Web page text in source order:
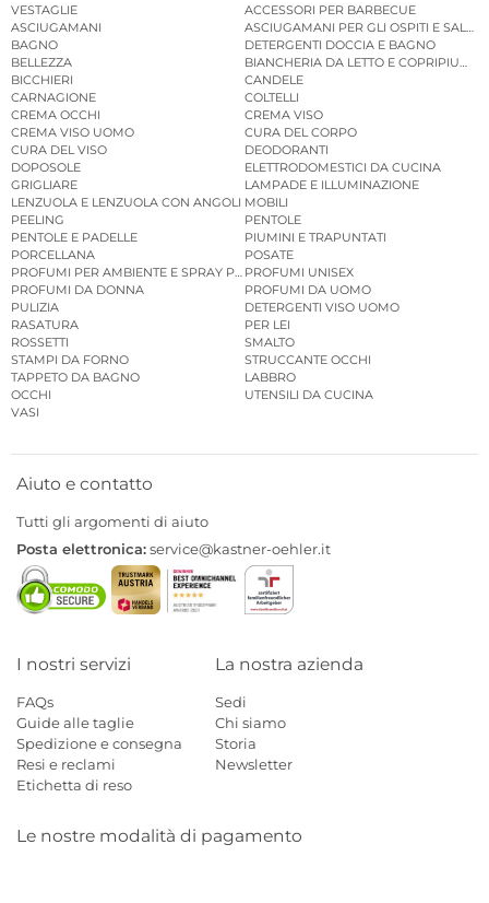
VESTAGLIE
ACCESSORI PER BARBECUE
ASCIUGAMANI
ASCIUGAMANI PER GLI OSPITI E
BAGNO
DETERGENTI DOCCIA E BAGNO
BELLEZZA
BIANCHERIA DA LETTO E COPRIPIUMINI
BICCHIERI
CANDELE
CARNAGIONE
COLTELLI
CREMA OCCHI
CREMA VISO
CREMA VISO UOMO
CURA DEL CORPO
CURA DEL VISO
DEODORANTI
DOPOSOLE
ELETTRODOMESTICI DA CUCINA
GRIGLIARE
LAMPADE E ILLUMINAZIONE
LENZUOLA E LENZUOLA CON ANGOLI MOBILI
PEELING
PENTOLE
PENTOLE E PADELLE
PIUMINI E TRAPUNTATI
PORCELLANA
POSATE
PROFUMI PER AMBIENTE E SPRAY PER AMBIENTE
PROFUMI UNISEX
PROFUMI DA DONNA
PROFUMI DA UOMO
PULIZIA
DETERGENTI VISO UOMO
RASATURA
PER LEI
ROSSETTI
SMALTO
STAMPI DA FORNO
STRUCCANTE OCCHI
TAPPETO DA BAGNO
LABBRO
OCCHI
UTENSILI DA CUCINA
VASI
Aiuto e contatto
Tutti gli argomenti di aiuto
Posta elettronica:service@kastner-oehler.it
I nostri servizi
FAQs
Guide alle taglie
Spedizione e consegna
Resi e reclami
Etichetta di reso
La nostra azienda
Sedi
Chi siamo
Storia
Newsletter
Le nostre modalità di pagamento